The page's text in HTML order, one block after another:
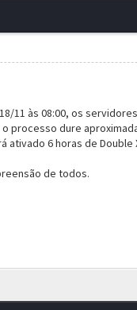
11 às 08:00, os
processo dure
ativado 6 horas de Double
de todos.